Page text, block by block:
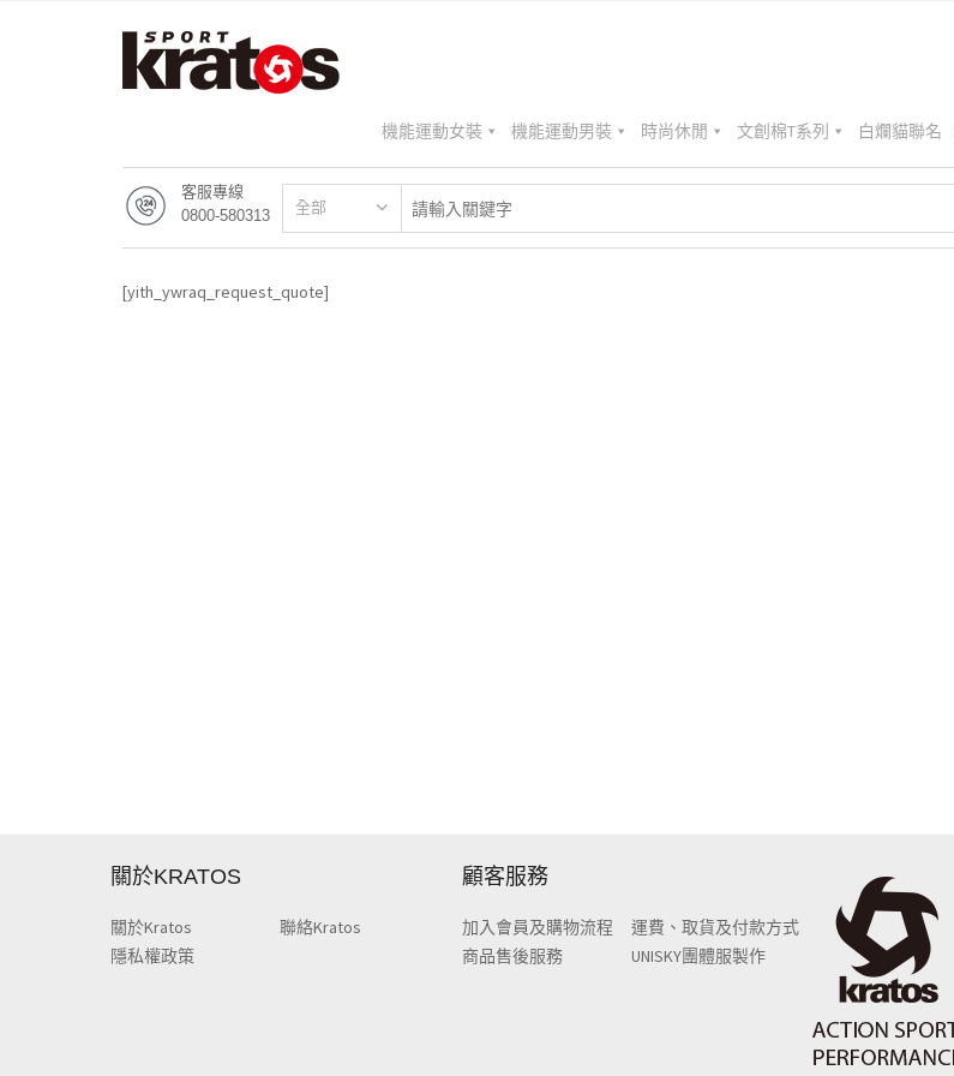
機能運動女裝 機能運動男裝 時尚休閒 文創棉T系列 白爛貓聯名
客服專線
0800-580313
全部
[yith_ywraq_request_quote]
關於KRATOS
關於Kratos
聯絡Kratos
隱私權政策
顧客服務
加入會員及購物流程
運費、取貨及付款方式
商品售後服務
UNISKY團體服製作